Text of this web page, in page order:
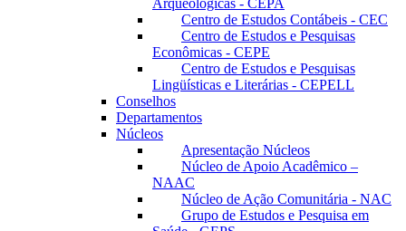
Arqueológicas - CEPA
Centro de Estudos Contábeis - CEC
Centro de Estudos e Pesquisas
Econômicas - CEPE
Centro de Estudos e Pesquisas
Lingüísticas e Literárias - CEPELL
Conselhos
Departamentos
Núcleos
Apresentação Núcleos
Núcleo de Apoio Acadêmico –
NAAC
Núcleo de Ação Comunitária - NAC
Grupo de Estudos e Pesquisa em